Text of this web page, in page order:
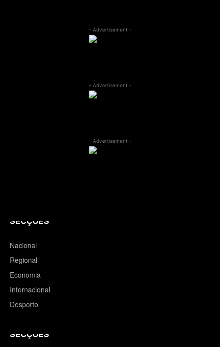
- Advertisement -
- Advertisement -
- Advertisement -
SECÇÕES
Nacional
Regional
Economia
Internacional
Desporto
SECÇÕES